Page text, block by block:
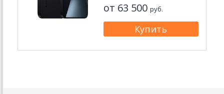
от 63 500 руб.